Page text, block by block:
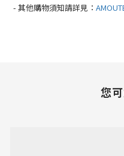
- 其他購物須知請詳見：
您